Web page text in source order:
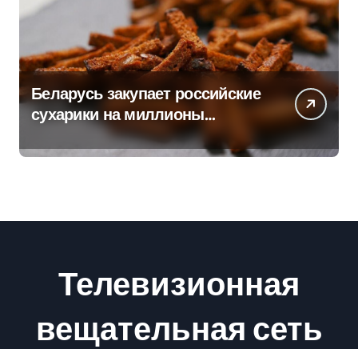
Беларусь закупает российские
сухарики на миллионы
долларов – смотрим сумму
Телевизионная
вещательная сеть